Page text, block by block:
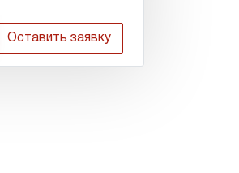
Оставить заявку